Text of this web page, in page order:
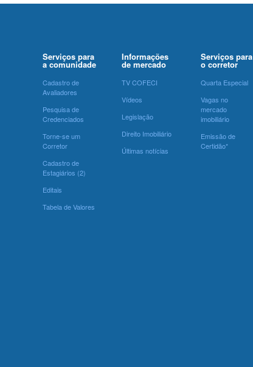
Serviços para
a comunidade
Cadastro de
Avaliadores
Pesquisa de
Credenciados
Torne-se um
Corretor
Cadastro de
Estagiários (2)
Editais
Tabela de Valores
Informações
de mercado
TV COFECI
Vídeos
Legislação
Direito Imobiliário
Últimas notícias
Serviços para
o corretor
Quarta Especial
Vagas no
mercado
imobiliário
Emissão de
Certidão*